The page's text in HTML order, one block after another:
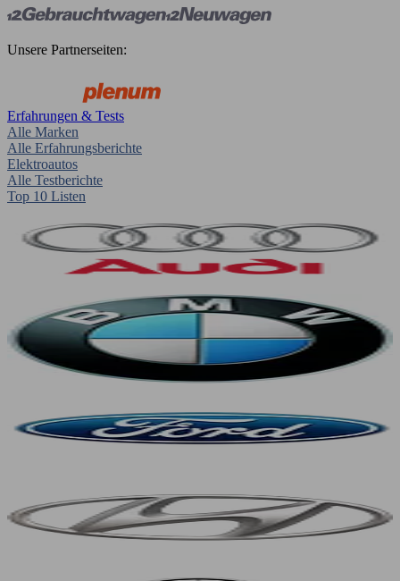
Unsere Partnerseiten:
Erfahrungen & Tests
Alle Marken
Alle Erfahrungsberichte
Elektroautos
Alle Testberichte
Top 10 Listen